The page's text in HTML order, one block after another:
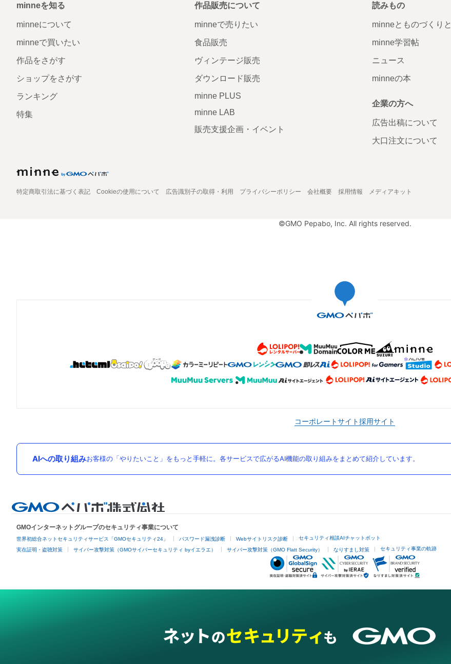
minneを知る
minneについて
minneで買いたい
作品をさがす
ショップをさがす
ランキング
特集
作品販売について
minneで売りたい
食品販売
ヴィンテージ販売
ダウンロード販売
minne PLUS
minne LAB
販売支援企画・イベント
読みもの
minneとものづくりと
minne学習帖
ニュース
minneの本
企業の方へ
広告出稿について
大口注文について
特定商取引法に基づく表記 Cookieの使用について 広告識別子の取得・利用 プライバシーポリシー 会社概要 採用情報 メディアキット
©GMO Pepabo, Inc. All rights reserved.
コーポレートサイト採用サイト
AIへの取り組みお客様の「やりたいこと」をもっと手軽に。各サービスで広がるAI機能の取り組みをまとめて紹介しています。
GMOインターネットグループのセキュリティ事業について
世界初総合ネットセキュリティサービス「GMOセキュリティ24」 パスワード漏洩診断 Webサイトリスク診断 セキュリティ相談AIチャットボット
実在証明・盗聴対策 サイバー攻撃対策（GMOサイバーセキュリティ byイエラエ） サイバー攻撃対策（GMO Flatt Security） なりすまし対策 セキュリティ事業の軌跡